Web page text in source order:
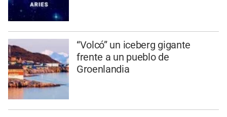
“Volcó” un iceberg gigante
frente a un pueblo de
Groenlandia